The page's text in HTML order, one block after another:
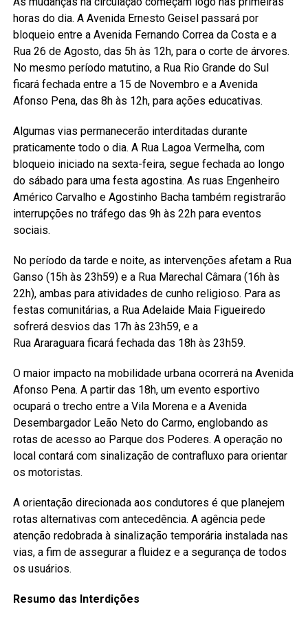
horas do dia. A Avenida Ernesto Geisel passará por
bloqueio entre a Avenida Fernando Correa da Costa e a
Rua 26 de Agosto, das 5h às 12h, para o corte de árvores.
No mesmo período matutino, a Rua Rio Grande do Sul
ficará fechada entre a 15 de Novembro e a Avenida
Afonso Pena, das 8h às 12h, para ações educativas.
Algumas vias permanecerão interditadas durante
praticamente todo o dia. A Rua Lagoa Vermelha, com
bloqueio iniciado na sexta-feira, segue fechada ao longo
do sábado para uma festa agostina. As ruas Engenheiro
Américo Carvalho e Agostinho Bacha também registrarão
interrupções no tráfego das 9h às 22h para eventos
sociais.
No período da tarde e noite, as intervenções afetam a Rua
Ganso (15h às 23h59) e a Rua Marechal Câmara (16h às
22h), ambas para atividades de cunho religioso. Para as
festas comunitárias, a Rua Adelaide Maia Figueiredo
sofrerá desvios das 17h às 23h59, e a
Rua Araraguara ficará fechada das 18h às 23h59.
O maior impacto na mobilidade urbana ocorrerá na Avenida
Afonso Pena. A partir das 18h, um evento esportivo
ocupará o trecho entre a Vila Morena e a Avenida
Desembargador Leão Neto do Carmo, englobando as
rotas de acesso ao Parque dos Poderes. A operação no
local contará com sinalização de contrafluxo para orientar
os motoristas.
A orientação direcionada aos condutores é que planejem
rotas alternativas com antecedência. A agência pede
atenção redobrada à sinalização temporária instalada nas
vias, a fim de assegurar a fluidez e a segurança de todos
os usuários.
Resumo das Interdições